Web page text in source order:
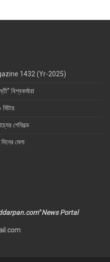
1432 (Yr-2025)
বিশ্বকর্মারা
শেফিল্ডে
মেলা
News Portal